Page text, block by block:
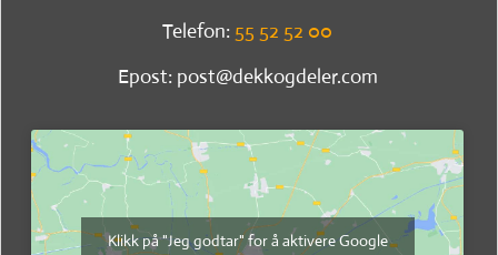
Telefon: 55 52 52 00
Epost: post@dekkogdeler.com
Klikk på "Jeg godtar" for å aktivere Google